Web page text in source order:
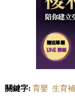
關鍵字: 育嬰 生育